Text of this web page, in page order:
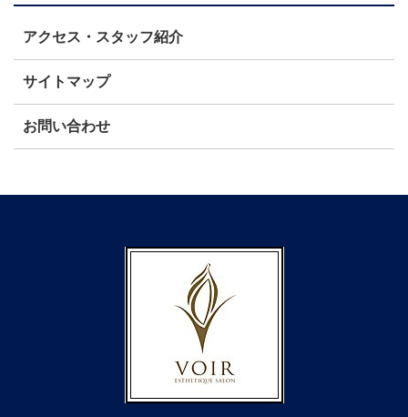
アクセス・スタッフ紹介
サイトマップ
お問い合わせ